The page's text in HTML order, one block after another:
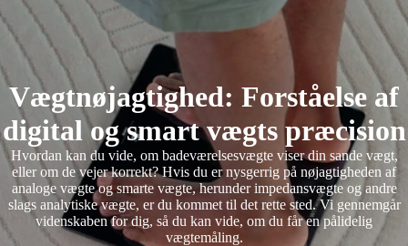
Vægtnøjagtighed: Forståelse af
digital og smart vægts præcision
Hvordan kan du vide, om badeværelsesvægte viser din sande vægt,
eller om de vejer korrekt? Hvis du er nysgerrig på nøjagtigheden af
analoge vægte og smarte vægte, herunder impedansvægte og andre
slags analytiske vægte, er du kommet til det rette sted. Vi gennemgår
videnskaben for dig, så du kan vide, om du får en pålidelig
vægtemåling.